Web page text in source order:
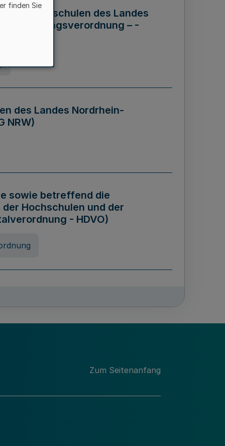
der Hochschulen des Landes
– -
des Landes Nordrhein-
NRW)
sowie betreffend die
Hochschulen und der
- HDVO)
des Landes Nordrhein-
Zum Seitenanfang
finden Sie